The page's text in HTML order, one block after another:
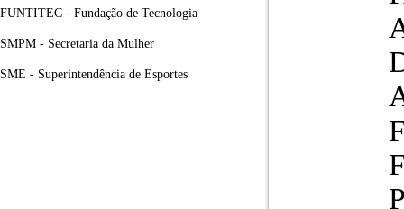
FUNTITEC - Fundação de Tecnologia
SMPM - Secretaria da Mulher
SME - Superintendência de Esportes